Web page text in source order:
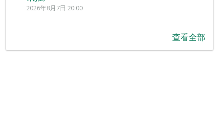
2026年8月7日 20:00
查看全部